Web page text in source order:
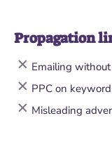
Propagation
Emailing
PPC on
Misleading